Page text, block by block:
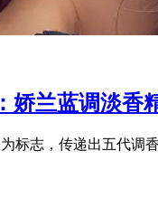
娇兰蓝调淡香
标志，传递出五代调